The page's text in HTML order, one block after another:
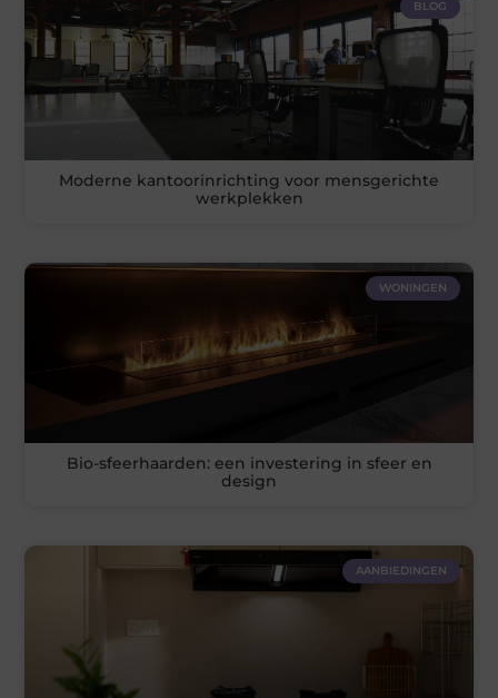
BLOG
Moderne kantoorinrichting voor mensgerichte
werkplekken
WONINGEN
Bio-sfeerhaarden: een investering in sfeer en
design
AANBIEDINGEN